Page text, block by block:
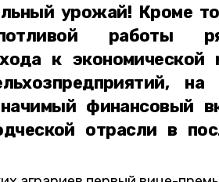
урожай! Кроме
работы
к экономической
на
финансовый
отрасли в